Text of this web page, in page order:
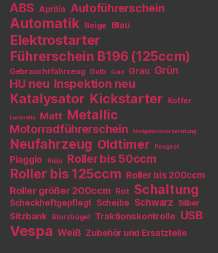
ABS Aprilia Autoführerschein
Automatik Beige Blau
Elektrostarter
Führerschein B196 (125ccm)
Gebrauchtfahrzeug Gelb Gold Grau Grün
HU neu Inspektion neu
Katalysator Kickstarter Koffer
Lambretta Matt Metallic
Motorradführerschein Navigationsvorbereitung
Neufahrzeug Oldtimer Peugeot
Piaggio Rieju Roller bis 50ccm
Roller bis 125ccm Roller bis 200ccm
Roller größer 200ccm Rot Schaltung
Scheckheftgepflegt Scheibe Schwarz Silber
Sitzbank Sturzbügel Traktionskontrolle USB
Vespa Weiß Zubehör und Ersatzteile